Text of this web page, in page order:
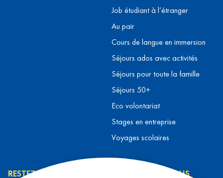
Job étudiant à l’étranger
Au pair
Cours de langue en immersion
Séjours ados avec activités
Séjours pour toute la famille
Séjours 50+
Eco volontariat
Stages en entreprise
Voyages scolaires
RESTEZ INFORMÉ CONTACTEZ-NOUS